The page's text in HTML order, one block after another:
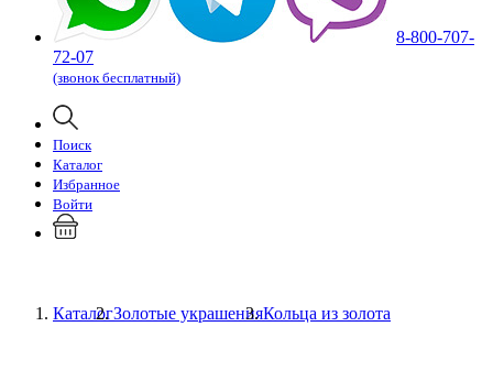
8-800-707-
72-07
(звонок бесплатный)
Поиск
Каталог
Избранное
Войти
КаталогЗолотые украшенияКольца из золота